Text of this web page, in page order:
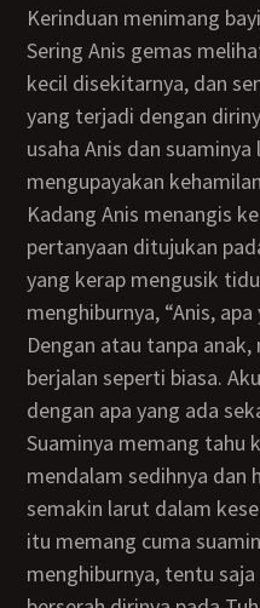
Kerinduan menimang
Sering Anis gemas
kecil disekitarnya, dan
yang terjadi dengan
usaha Anis dan
mengupayakan
Kadang Anis menangis ketika semakin gencar
pertanyaan ditujukan
yang kerap mengusik
menghiburnya, “Anis,
Dengan atau tanpa
berjalan seperti biasa.
dengan apa yang ada
Suaminya memang tahu kapan Anis sedang
mendalam sedihnya dan
semakin larut dalam
itu memang cuma
menghiburnya, tentu